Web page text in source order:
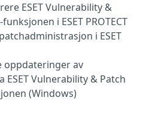
ESET Vulnerability &
i ESET PROTECT
i ESET
oppdateringer av
ESET Vulnerability & Patch
(Windows)